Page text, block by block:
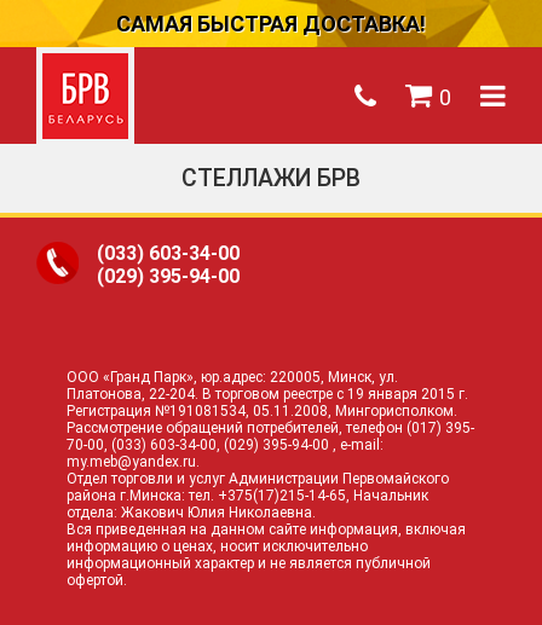
САМАЯ БЫСТРАЯ ДОСТАВКА!
0
СТЕЛЛАЖИ БРВ
(033) 603-34-00
(029) 395-94-00
ООО «Гранд Парк», юр.адрес: 220005, Минск, ул.
Платонова, 22-204. В торговом реестре с 19 января 2015 г.
Регистрация №191081534, 05.11.2008, Мингорисполком.
Рассмотрение обращений потребителей, телефон (017) 395-
70-00, (033) 603-34-00, (029) 395-94-00 , e-mail:
my.meb@yandex.ru
Отдел торговли и услуг Администрации Первомайского
района г.Минска: тел. +375(17)215-14-65, Начальник
отдела: Жакович Юлия Николаевна.
Вся приведенная на данном сайте информация, включая
информацию о ценах, носит исключительно
информационный характер и не является публичной
офертой.